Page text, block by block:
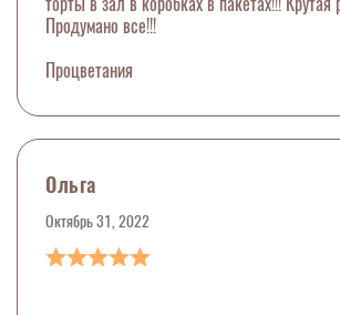
Продумано все!!!
Процветания
Ольга
Октябрь 31, 2022